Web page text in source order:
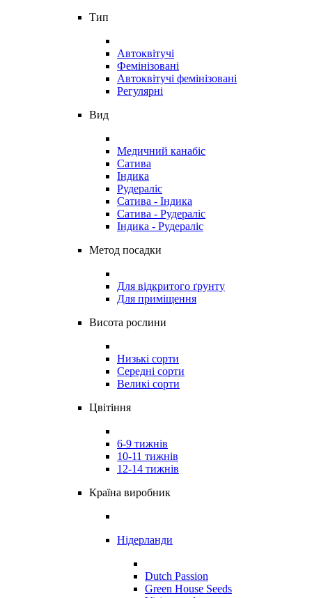
Тип
Автоквітучі
Фемінізовані
Автоквітучі фемінізовані
Регулярні
Вид
Медичний канабіс
Сатива
Індика
Рудераліс
Сатива - Індика
Сатива - Рудераліс
Індика - Рудераліс
Метод посадки
Для відкритого ґрунту
Для приміщення
Висота рослини
Низькі сорти
Середні сорти
Великі сорти
Цвітіння
6-9 тижнів
10-11 тижнів
12-14 тижнів
Країна виробник
Нідерланди
Dutch Passion
Green House Seeds